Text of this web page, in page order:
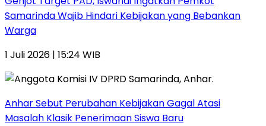
Samarinda Wajib Hindari Kebijakan yang Bebankan
Warga
1 Juli 2026 | 15:24 WIB
Anhar Sebut Perubahan Kebijakan Gagal Atasi
Masalah Klasik Penerimaan Siswa Baru